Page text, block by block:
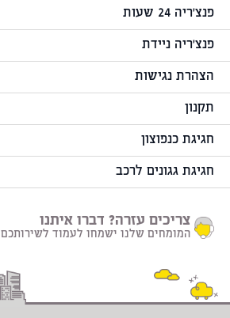
פנצ'ריה 24 שעות
פנצ'ריה ניידת
הצהרת נגישות
תקנון
חגיגת כנפוצון
חגיגת גגונים לרכב
צריכים עזרה? דברו איתנו
המומחים שלנו ישמחו לעמוד לשירותכם